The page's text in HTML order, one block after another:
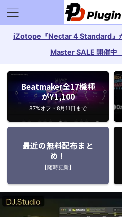
iZotope『Nectar 4 Standard』
Master SALE 開催中
Beatmaker全17機種
が¥1,100
87%オフ・8月11日まで
最近の無料配布まと
め！
【随時更新】